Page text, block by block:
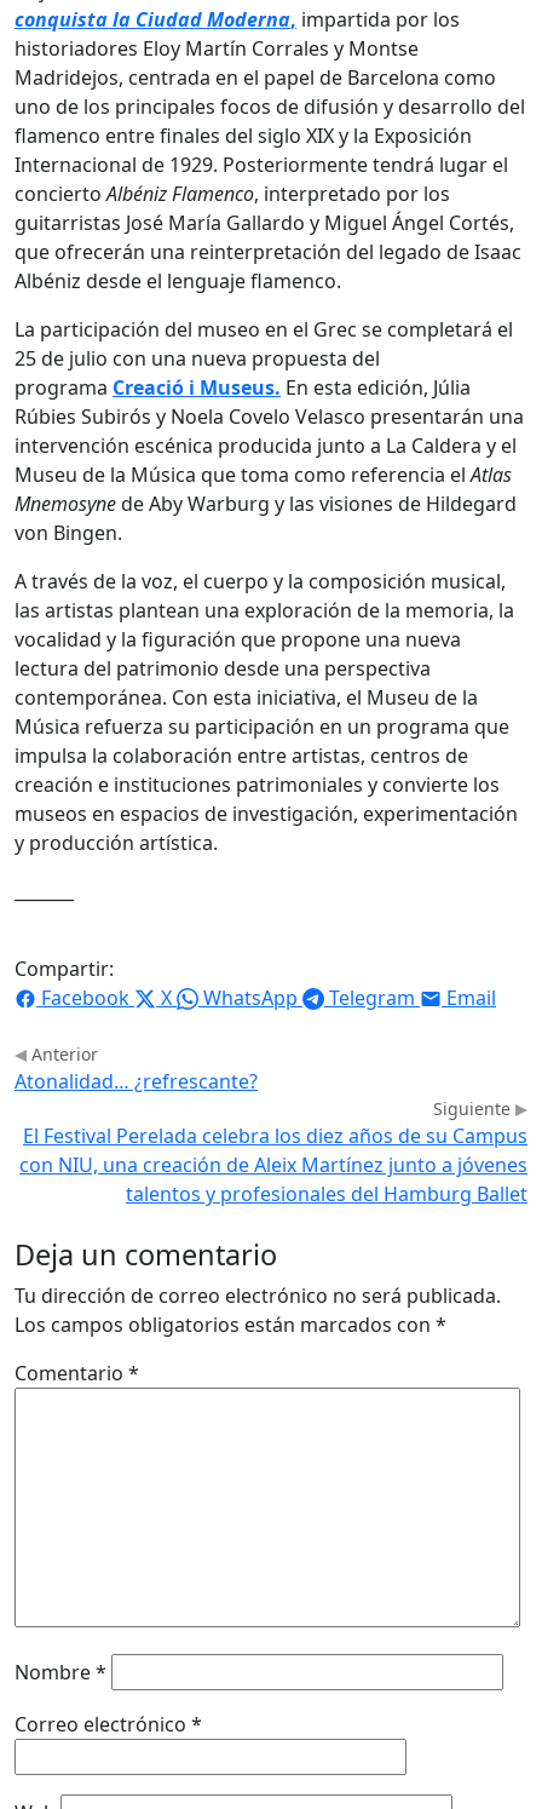
conquista la Ciudad Moderna, impartida por los
historiadores Eloy Martín Corrales y Montse
Madridejos, centrada en el papel de Barcelona como
uno de los principales focos de difusión y desarrollo del
flamenco entre finales del siglo XIX y la Exposición
Internacional de 1929. Posteriormente tendrá lugar el
conciertoAlbéniz Flamenco, interpretado por los
guitarristas José María Gallardo y Miguel Ángel Cortés,
que ofrecerán una reinterpretación del legado de Isaac
Albéniz desde el lenguaje flamenco.
La participación del museo en el Grec se completará el
25 de julio con una nueva propuesta del
programa Creació i Museus. En esta edición, Júlia
Rúbies Subirós y Noela Covelo Velasco presentarán una
intervención escénica producida junto a La Caldera y el
Museu de la Música que toma como referencia elAtlas
Mnemosynede Aby Warburg y las visiones de Hildegard
von Bingen.
A través de la voz, el cuerpo y la composición musical,
las artistas plantean una exploración de la memoria, la
vocalidad y la figuración que propone una nueva
lectura del patrimonio desde una perspectiva
contemporánea. Con esta iniciativa, el Museu de la
Música refuerza su participación en un programa que
impulsa la colaboración entre artistas, centros de
creación e instituciones patrimoniales y convierte los
museos en espacios de investigación, experimentación
y producción artística.
Compartir:
Facebook
X WhatsApp Telegram Email
Anterior
Atonalidad… ¿refrescante?
Siguiente
El Festival Perelada celebra los diez años de su Campus
con NIU, una creación de Aleix Martínez junto a jóvenes
talentos y profesionales del Hamburg Ballet
Deja un comentario
Tu dirección de correo electrónico no será publicada.
Los campos obligatorios están marcados con *
Comentario *
Nombre*
Correo electrónico *